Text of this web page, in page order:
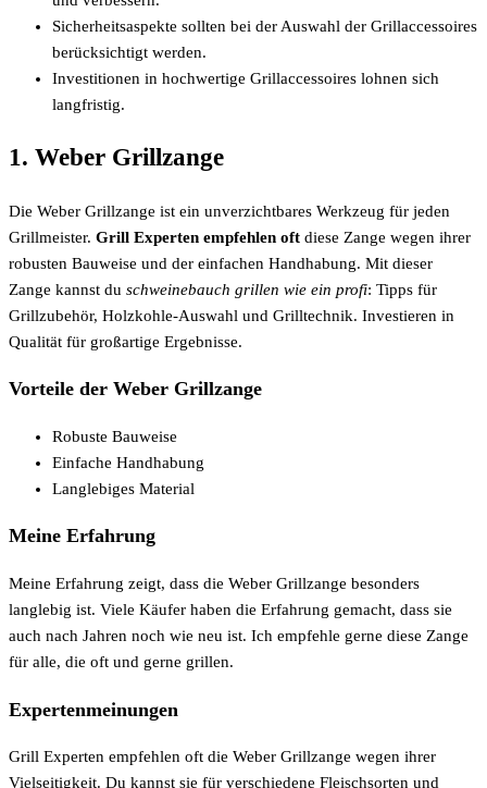
Sicherheitsaspekte sollten bei der Auswahl der Grillaccessoires
berücksichtigt werden.
Investitionen in hochwertige Grillaccessoires lohnen sich
langfristig.
1. Weber Grillzange
Die Weber Grillzange ist ein unverzichtbares Werkzeug für jeden
Grillmeister. Grill Experten empfehlen oft diese Zange wegen ihrer
robusten Bauweise und der einfachen Handhabung. Mit dieser
Zange kannst du schweinebauch grillen wie ein profi: Tipps für
Grillzubehör, Holzkohle-Auswahl und Grilltechnik. Investieren in
Qualität für großartige Ergebnisse.
Vorteile der Weber Grillzange
Robuste Bauweise
Einfache Handhabung
Langlebiges Material
Meine Erfahrung
Meine Erfahrung zeigt, dass die Weber Grillzange besonders
langlebig ist. Viele Käufer haben die Erfahrung gemacht, dass sie
auch nach Jahren noch wie neu ist. Ich empfehle gerne diese Zange
für alle, die oft und gerne grillen.
Expertenmeinungen
Grill Experten empfehlen oft die Weber Grillzange wegen ihrer
Vielseitigkeit. Du kannst sie für verschiedene Fleischsorten und